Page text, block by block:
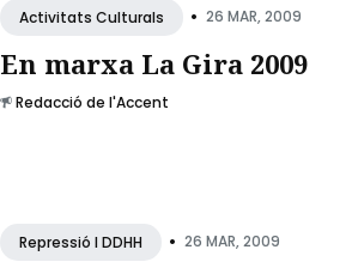
Activitats Culturals • 26 MAR, 2009
En marxa La Gira 2009
Redacció de l'Accent
Repressió I DDHH • 26 MAR, 2009